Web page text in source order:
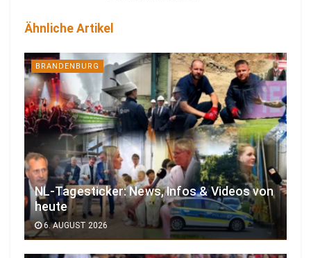
Ähnliche Artikel
BRANDENBURG
NL-Tagesticker: News, Infos & Videos von
heute
6. AUGUST 2026